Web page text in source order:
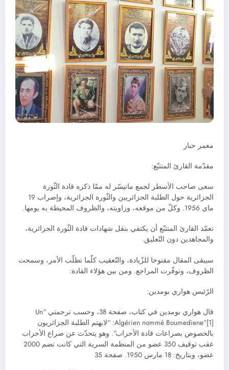
معمر حبار
مقدّمة القارئ المتتبّع:
سعى صاحب الأسطر لجمع ماتيسّر له ممّا ذكره قادة الثّورة
الجزائرية حول الطلبة الجزائريين والثّورة الجزائرية، وإضراب 19
ماي 1956. وكلّ من موقعه، وزاويته، والظروف المحيطة به يومها.
تعمّد القارئ المتتبّع أن يكتفي بنقل شهادات قادة الثّورة الجزائرية،
والمجاهدين دون التّعليق.
سيبقى المقال مفتوحا للزّيادة، والتّعقيب كلّما تطلّب الأمر، وسمحت
الظروف، وتوفّرت المراجع. ومن بين هؤلاء القادة:
الرّئيس هواري بومدين:
قال هواري بومدين في كتاب، صفحة 38، وحسب ترجمتي “Un
Algérien nommé Boumediene”[1]: “لايهتم الطلبة الجزائريون
بالخصوص بصراعات قادة الأحزاب”. وهو يتحدّث عن صراع الأحزاب
عقب توقيف 350 عضو من المنظمة السرية التي كانت تضم 2000
عضو، وبتاريخ: 18 مارس 1950. صفحة 35